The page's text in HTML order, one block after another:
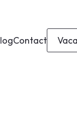
Contact